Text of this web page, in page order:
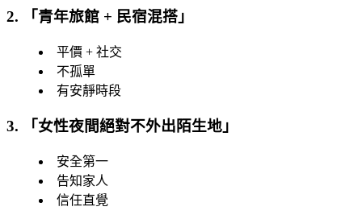
2. 「 青年旅館 + 民宿混搭 」
平價 + 社交
不孤單
有安靜時段
3. 「 女性夜間絕對不外出陌生地 」
安全第一
告知家人
信任直覺